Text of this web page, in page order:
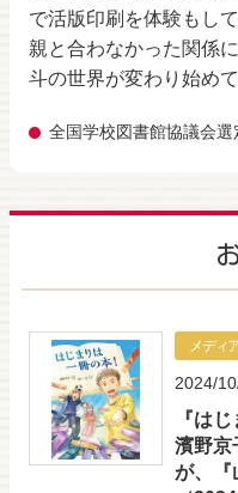
で活版印刷を体験もし
親と合わなかった関係
斗の世界が変わり始め
全国学校図書館協議会選
メディ
2024/
『は
濱野京
が、『